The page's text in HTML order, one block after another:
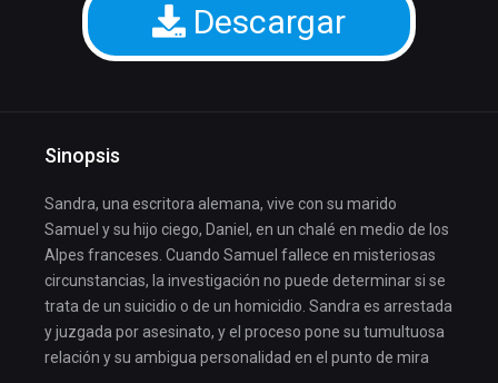
Descargar
Sinopsis
Sandra, una escritora alemana, vive con su marido
Samuel y su hijo ciego, Daniel, en un chalé en medio de los
Alpes franceses. Cuando Samuel fallece en misteriosas
circunstancias, la investigación no puede determinar si se
trata de un suicidio o de un homicidio. Sandra es arrestada
y juzgada por asesinato, y el proceso pone su tumultuosa
relación y su ambigua personalidad en el punto de mira